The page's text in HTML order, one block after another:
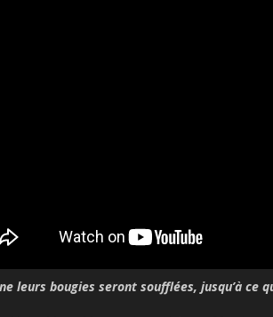
leurs bougies seront soufflées, jusqu’à ce